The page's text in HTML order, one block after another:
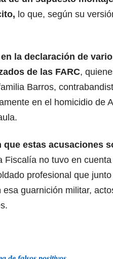
lo que, según su
la declaración de
de las FARC,
Barros,
en el homicidio de
estas acusaciones
Fiscalía no tuvo en cuenta
profesional que junto
guarnición militar,